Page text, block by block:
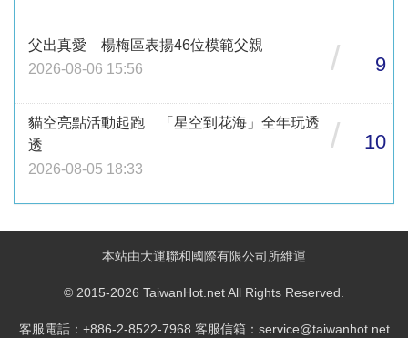
父出真愛 楊梅區表揚46位模範父親
2026-08-06 15:56
/ 9
貓空亮點活動起跑 「星空到花海」全年玩透
透
2026-08-05 18:33
/ 10
本站由大運聯和國際有限公司所維運
© 2015-2026 TaiwanHot.net All Rights Reserved.
客服電話：+886-2-8522-7968 客服信箱：service@taiwanhot.net